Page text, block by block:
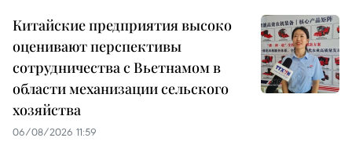
Китайские предприятия высоко
оценивают перспективы
сотрудничества с Вьетнамом в
области механизации сельского
хозяйства
06/08/2026 11:59